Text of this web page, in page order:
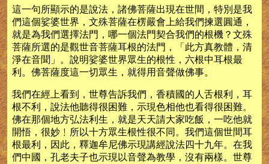
這一句所顯示的是說法，諸佛菩薩出現在世間，特別是我
們這個娑婆世界，文殊菩薩在楞嚴會上給我們揀選圓通，
就是為我們選擇法門，哪一個法門契合我們的根機？文殊
菩薩所選的是觀世音菩薩耳根的法門，「此方真教體，清
淨在音聞」。說明娑婆世界眾生的根性，六根中耳根最
利。佛菩薩度這一切眾生，就得用音聲做佛事。
我們在經上看到，世尊告訴我們，香積國的人舌根利，耳
根不利，說法他聽得很困難，示現色相他也看得很困難。
佛在那個地方弘法利生，就是天天請大家吃飯，一吃他就
開悟，很妙﹗所以十方眾生根性很不同。我們這個世間耳
根最利，因此，釋迦牟尼佛示現講經說法四十九年。在我
們中國，孔老夫子也示現以音聲為教學，沒有兩樣。世尊